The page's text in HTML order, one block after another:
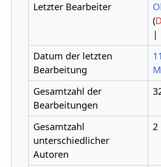
Letzter Bearbeiter
(
|
Datum der letzten
Bearbeitung
Gesamtzahl der
Bearbeitungen
Gesamtzahl
unterschiedlicher
Autoren
2